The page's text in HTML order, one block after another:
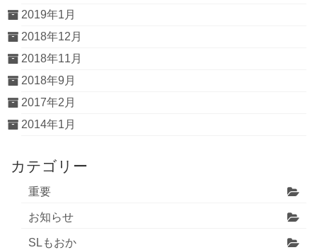
2019年1月
2018年12月
2018年11月
2018年9月
2017年2月
2014年1月
カテゴリー
重要
お知らせ
SLもおか